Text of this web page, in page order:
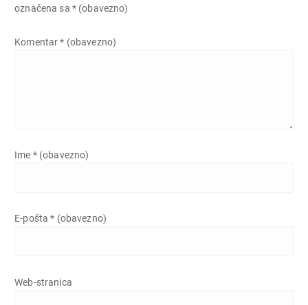
označena sa * (obavezno)
Komentar* (obavezno)
Ime * (obavezno)
E-pošta* (obavezno)
Web-stranica